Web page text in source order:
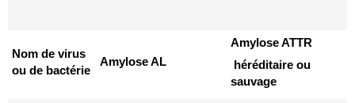
Nom de virus
ou de bactérie
Amylose AL
Amylose ATTR
héréditaire ou
sauvage